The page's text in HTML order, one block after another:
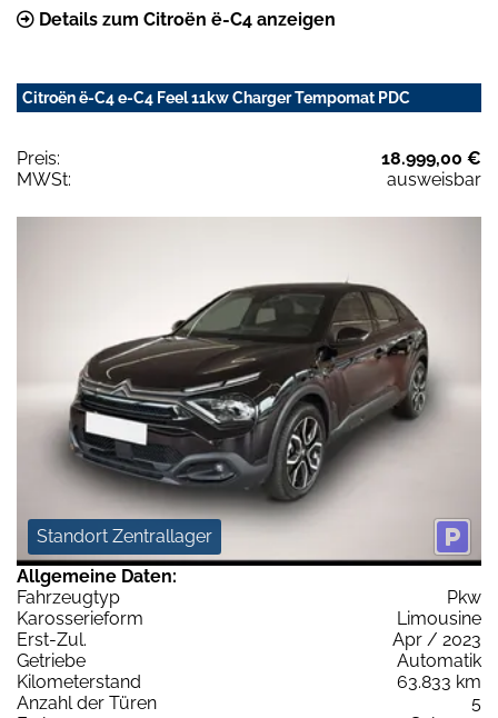
Details zum Citroën ë-C4 anzeigen
Citroën ë-C4 e-C4 Feel 11kw Charger Tempomat PDC
Preis:
18.999,00 €
MWSt:
ausweisbar
Standort Zentrallager
Allgemeine Daten:
Fahrzeugtyp
Pkw
Karosserieform
Limousine
Erst-Zul.
Apr / 2023
Getriebe
Automatik
Kilometerstand
63.833 km
Anzahl der Türen
5